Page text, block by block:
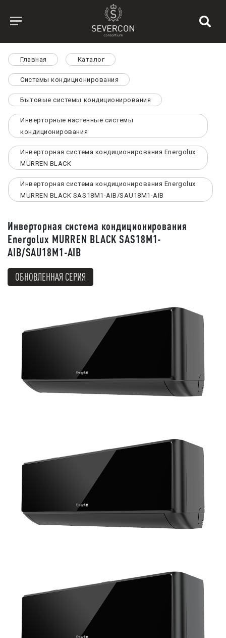
Главная Каталог
Системы кондиционирования
Бытовые системы кондиционирования
Инверторные настенные системы
кондиционирования
Инверторная система кондиционирования Energolux
MURREN BLACK
Инверторная система кондиционирования Energolux
MURREN BLACK SAS18M1-AIB/SAU18M1-AIB
Инверторная система кондиционирования
Energolux MURREN BLACK SAS18M1-
AIB/SAU18M1-AIB
ОБНОВЛЕННАЯ СЕРИЯ